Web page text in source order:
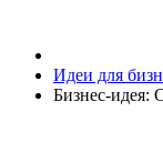
Идеи для
Бизнес-идея: